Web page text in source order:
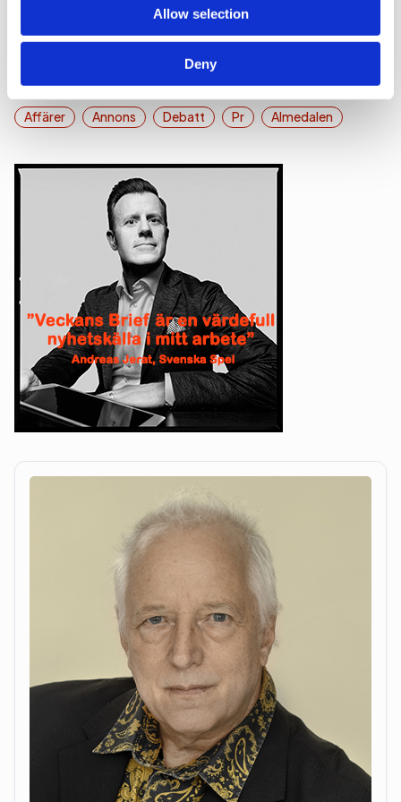
Allow selection
Deny
Se alla nyheter
Utvalda kategorier
Affärer
Annons Debatt Pr Almedalen